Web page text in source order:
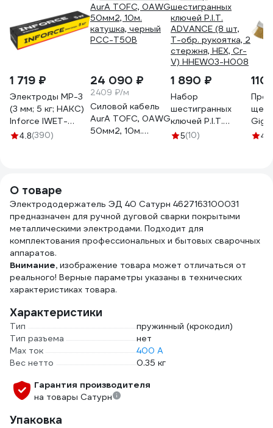
1 719 ₽
Электроды МР-3
(3 мм; 5 кг; НАКС)
Inforce IWET-
3050M
4.8(390)
24 090 ₽
2409 ₽/м
Силовой кабель
AurA TOFC, 0AWG
50мм2, 10м.
1 890 ₽
Набор
шестигранных
ключей P.I.T.
ADVANCE (8 шт,
5(10)
110
4.6
О товаре
Электрододержатель ЭД 40 Сатурн 4627163100031
предназначен для ручной дуговой сварки покрытыми
металлическими электродами. Подходит для
комплектования профессиональных и бытовых сварочных
аппаратов.
Внимание, изображение товара может отличаться от
реального! Верные параметры указаны в технических
характеристиках товара.
Характеристики
Тип
пружинный (крокодил)
Тип разъема
нет
Max ток
400 А
Вес нетто
0.35 кг
Гарантия производителя
на товары Сатурн
Упаковка